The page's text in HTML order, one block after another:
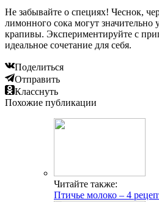
Не забывайте о специях! Чеснок,
лимонного сока могут значительно
крапивы. Экспериментируйте с
идеальное сочетание для себя.
Поделиться
Отправить
Класснуть
Похожие публикации
Читайте также:
Птичье молоко – 4